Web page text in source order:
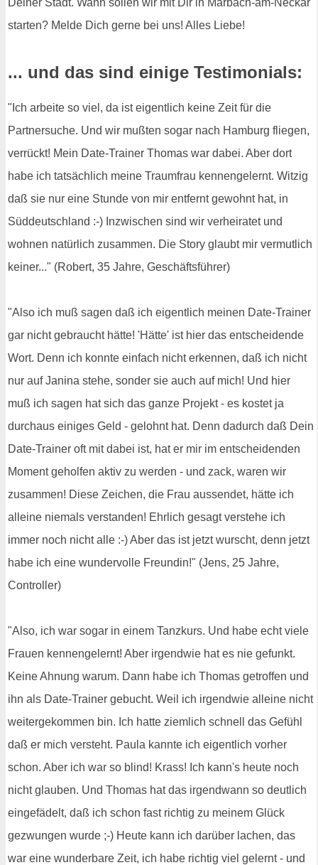
Deiner Stadt. Wann sollen wir mit Dir in Marbach-am-Neckar
starten? Melde Dich gerne bei uns! Alles Liebe!
... und das sind einige Testimonials:
"Ich arbeite so viel, da ist eigentlich keine Zeit für die
Partnersuche. Und wir mußten sogar nach Hamburg fliegen,
verrückt! Mein Date-Trainer Thomas war dabei. Aber dort
habe ich tatsächlich meine Traumfrau kennengelernt. Witzig
daß sie nur eine Stunde von mir entfernt gewohnt hat, in
Süddeutschland :-) Inzwischen sind wir verheiratet und
wohnen natürlich zusammen. Die Story glaubt mir vermutlich
keiner..." (Robert, 35 Jahre, Geschäftsführer)
"Also ich muß sagen daß ich eigentlich meinen Date-Trainer
gar nicht gebraucht hätte! 'Hätte' ist hier das entscheidende
Wort. Denn ich konnte einfach nicht erkennen, daß ich nicht
nur auf Janina stehe, sonder sie auch auf mich! Und hier
muß ich sagen hat sich das ganze Projekt - es kostet ja
durchaus einiges Geld - gelohnt hat. Denn dadurch daß Dein
Date-Trainer oft mit dabei ist, hat er mir im entscheidenden
Moment geholfen aktiv zu werden - und zack, waren wir
zusammen! Diese Zeichen, die Frau aussendet, hätte ich
alleine niemals verstanden! Ehrlich gesagt verstehe ich
immer noch nicht alle :-) Aber das ist jetzt wurscht, denn jetzt
habe ich eine wundervolle Freundin!" (Jens, 25 Jahre,
Controller)
"Also, ich war sogar in einem Tanzkurs. Und habe echt viele
Frauen kennengelernt! Aber irgendwie hat es nie gefunkt.
Keine Ahnung warum. Dann habe ich Thomas getroffen und
ihn als Date-Trainer gebucht. Weil ich irgendwie alleine nicht
weitergekommen bin. Ich hatte ziemlich schnell das Gefühl
daß er mich versteht. Paula kannte ich eigentlich vorher
schon. Aber ich war so blind! Krass! Ich kann's heute noch
nicht glauben. Und Thomas hat das irgendwann so deutlich
eingefädelt, daß ich schon fast richtig zu meinem Glück
gezwungen wurde ;-) Heute kann ich darüber lachen, das
war eine wunderbare Zeit, ich habe richtig viel gelernt - und